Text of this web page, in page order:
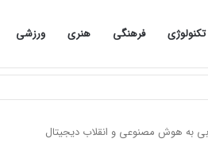
تکنولوژی فرهنگی هنری ورزشی
به هوش مصنوعی و انقلاب دیجیتال